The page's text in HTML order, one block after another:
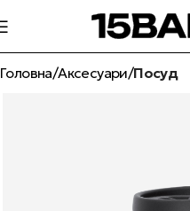
Головна Аксесуари Посуд